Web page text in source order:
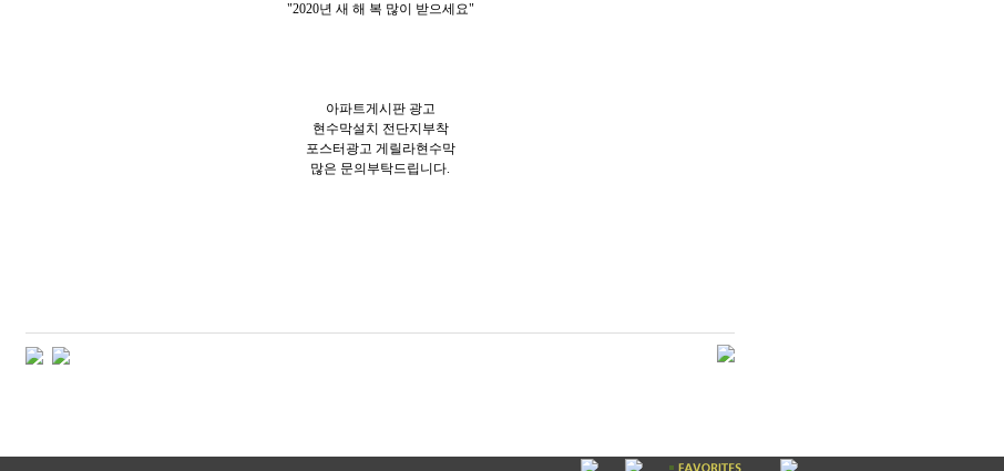
"2020년 새 해 복 많이 받으세요"
아파트게시판 광고
현수막설치 전단지부착
포스터광고 게릴라현수막
많은 문의부탁드립니다.